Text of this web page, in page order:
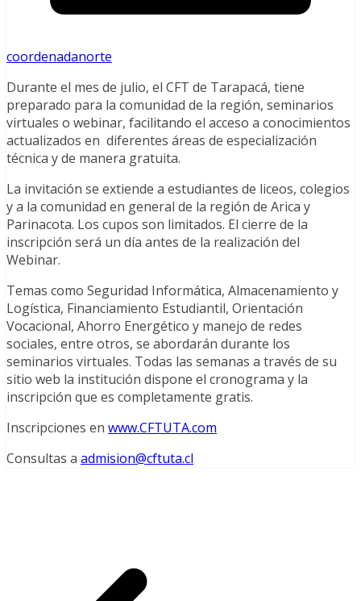
coordenadanorte
Durante el mes de julio, el CFT de Tarapacá, tiene
preparado para la comunidad de la región, seminarios
virtuales o webinar, facilitando el acceso a conocimientos
actualizados en diferentes áreas de especialización
técnica y de manera gratuita.
La invitación se extiende a estudiantes de liceos, colegios
y a la comunidad en general de la región de Arica y
Parinacota. Los cupos son limitados. El cierre de la
inscripción será un día antes de la realización del
Webinar.
Temas como Seguridad Informática, Almacenamiento y
Logística, Financiamiento Estudiantil, Orientación
Vocacional, Ahorro Energético y manejo de redes
sociales, entre otros, se abordarán durante los
seminarios virtuales. Todas las semanas a través de su
sitio web la institución dispone el cronograma y la
inscripción que es completamente gratis.
Inscripciones en www.CFTUTA.com
Consultas a admision@cftuta.cl